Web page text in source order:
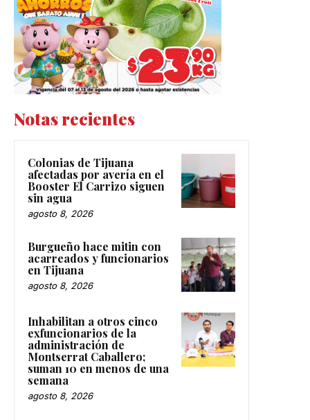
Notas recientes
Colonias de Tijuana
afectadas por avería en el
Booster El Carrizo siguen
sin agua
agosto 8, 2026
Burgueño hace mitin con
acarreados y funcionarios
en Tijuana
agosto 8, 2026
Inhabilitan a otros cinco
exfuncionarios de la
administración de
Montserrat Caballero;
suman 10 en menos de una
semana
agosto 8, 2026